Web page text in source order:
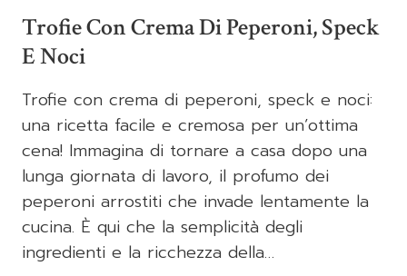
Trofie Con Crema Di Peperoni, Speck
E Noci
Trofie con crema di peperoni, speck e noci:
una ricetta facile e cremosa per un’ottima
cena! Immagina di tornare a casa dopo una
lunga giornata di lavoro, il profumo dei
peperoni arrostiti che invade lentamente la
cucina. È qui che la semplicità degli
ingredienti e la ricchezza della…